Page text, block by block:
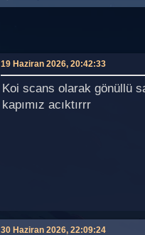
19 Haziran 2026, 20:42:33
Koi scans olarak gönüllü
kapımız acıktırrr
30 Haziran 2026, 22:09:24